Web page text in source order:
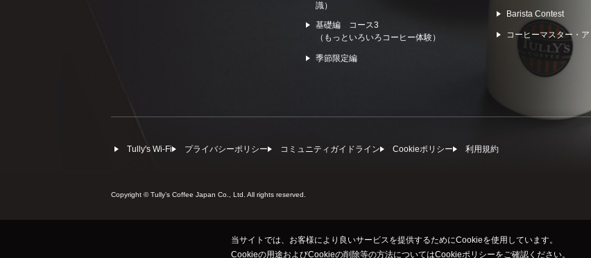
識）
基礎編 コース3
（もっといろいろコーヒー体験）
季節限定編
Barista Contest
コーヒーマスター・
Tully's Wi-Fi プライバシーポリシー コミュニティガイドライン Cookieポリシー 利⽤規約
Copyright © Tullyʼs Coffee Japan Co., Ltd. All rights reserved.
当サイトでは、お客様により良いサービスを提供するためにCookieを使用しています。
Cookieの用途およびCookieの削除等の方法についてはCookieポリシーをご確認ください。